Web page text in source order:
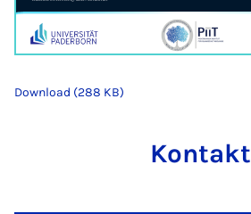
Download (288 KB)
Kontakt